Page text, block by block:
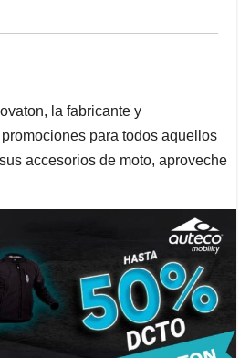
la fabricante y
para todos aquellos
accesorios de moto, aproveche